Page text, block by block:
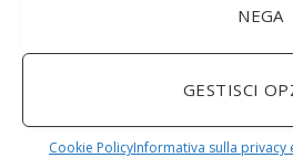
NEGA
GESTISCI
Cookie PolicyInformativa sulla
DM House Insalatiera grande
24,5cm Ø x 9,5 cm di altezza,
senza vernice artificiale. Fatto